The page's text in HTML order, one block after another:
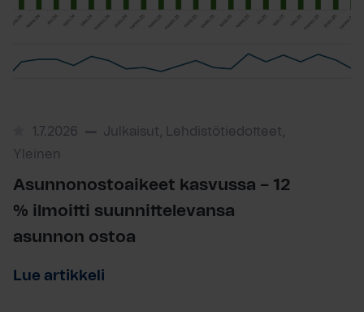
1.7.2026
Julkaisut, Lehdistötiedotteet,
Yleinen
Asunnonostoaikeet kasvussa – 12
% ilmoitti suunnittelevansa
asunnon ostoa
Lue artikkeli